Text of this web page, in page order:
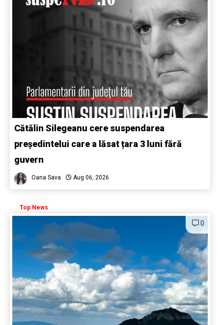
Cătălin Silegeanu cere suspendarea
președintelui care a lăsat țara 3 luni fără
guvern
Oana Sava Aug 06, 2026
Top News
0